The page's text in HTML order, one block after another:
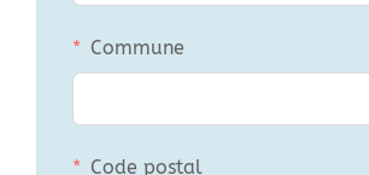
Commune
Code postal